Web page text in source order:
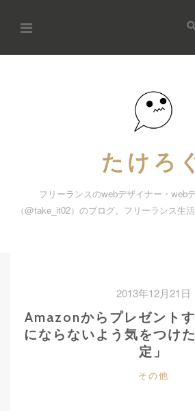
たけろ
フリーランスのwebデザイナー・web
（@take_it02）のブログ。フリーランス生
2013年12月21日
Amazonからプレゼント
にならないよう気をつけ
定」
カ
その他